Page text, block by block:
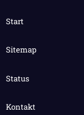
Start
Sitemap
Status
Kontakt